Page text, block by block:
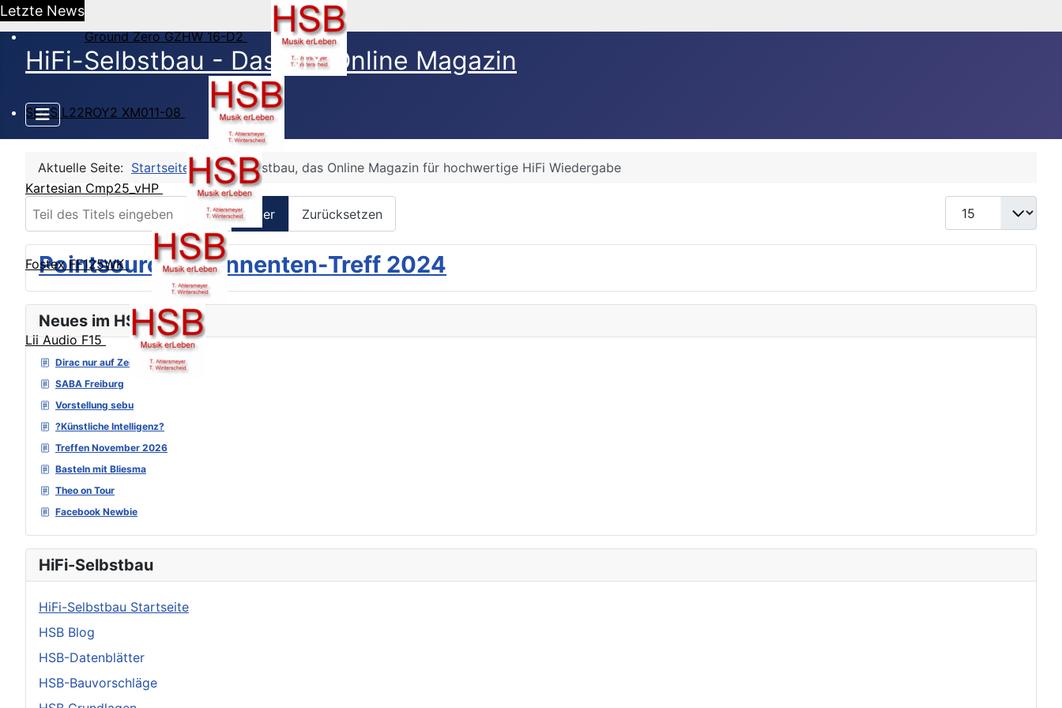
Letzte News
Ground Zero GZHW 16-D2
SEAS L22ROY2 XM011-08
Kartesian Cmp25_vHP
Fostex FF125WK
Lii Audio F15
HiFi-Selbstbau - Das DIY Online Magazin
Neues im HSB Forum
Dirac nur auf Zeitebene
SABA Freiburg
Vorstellung sebu
?Künstliche Intelligenz?
Treffen November 2026
Basteln mit Bliesma
Theo on Tour
Facebook Newbie
HiFi-Selbstbau
HiFi-Selbstbau Startseite
HSB Blog
HSB-Datenblätter
HSB-Bauvorschläge
Aktuelle Seite: Startseite HiFi-Selbstbau, das Online Magazin für hochwertige HiFi Wiedergabe
Filter Zurücksetzen
Anzeige #
Pointsource Abonnenten-Treff 2024